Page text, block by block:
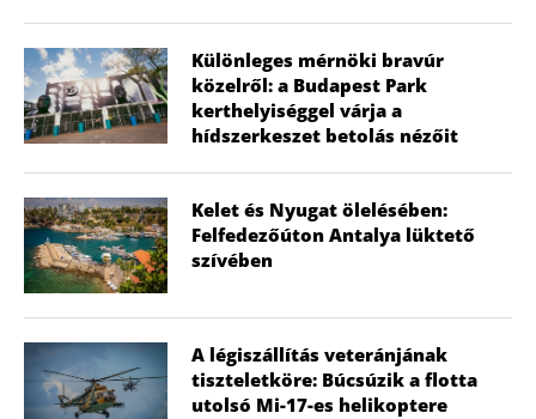
Különleges mérnöki bravúr
közelről: a Budapest Park
kerthelyiséggel várja a
hídszerkeszet betolás nézőit
Kelet és Nyugat ölelésében:
Felfedezőúton Antalya lüktető
szívében
A légiszállítás veteránjának
tiszteletköre: Búcsúzik a flotta
utolsó Mi-17-es helikoptere